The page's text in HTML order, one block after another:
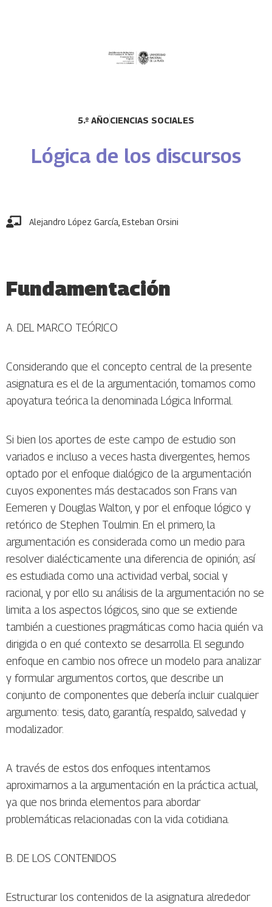
5.º AÑOCIENCIAS SOCIALES
Lógica de los discursos
Alejandro López García Esteban Orsini
Fundamentación
A. DEL MARCO TEÓRICO
Considerando que el concepto central de la presente
asignatura es el de la argumentación, tomamos como
apoyatura teórica la denominada Lógica Informal.
Si bien los aportes de este campo de estudio son
variados e incluso a veces hasta divergentes, hemos
optado por el enfoque dialógico de la argumentación
cuyos exponentes más destacados son Frans van
Eemeren y Douglas Walton, y por el enfoque lógico y
retórico de Stephen Toulmin. En el primero, la
argumentación es considerada como un medio para
resolver dialécticamente una diferencia de opinión; así
es estudiada como una actividad verbal, social y
racional, y por ello su análisis de la argumentación no se
limita a los aspectos lógicos, sino que se extiende
también a cuestiones pragmáticas como hacia quién va
dirigida o en qué contexto se desarrolla. El segundo
enfoque en cambio nos ofrece un modelo para analizar
y formular argumentos cortos, que describe un
conjunto de componentes que debería incluir cualquier
argumento: tesis, dato, garantía, respaldo, salvedad y
modalizador.
A través de estos dos enfoques intentamos
aproximarnos a la argumentación en la práctica actual,
ya que nos brinda elementos para abordar
problemáticas relacionadas con la vida cotidiana.
B. DE LOS CONTENIDOS
Estructurar los contenidos de la asignatura alrededor